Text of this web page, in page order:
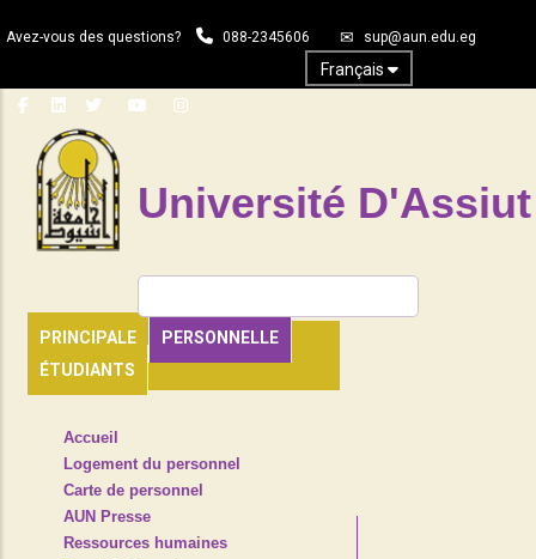
au
principal
Avez-vous des questions? 088-2345606 sup@aun.edu.eg
Français
Université D'Assiut
PRINCIPALE
PERSONNELLE
ÉTUDIANTS
HEADER
NAVIGATION
Accueil
Logement du personnel
Carte de personnel
AUN Presse
Ressources humaines